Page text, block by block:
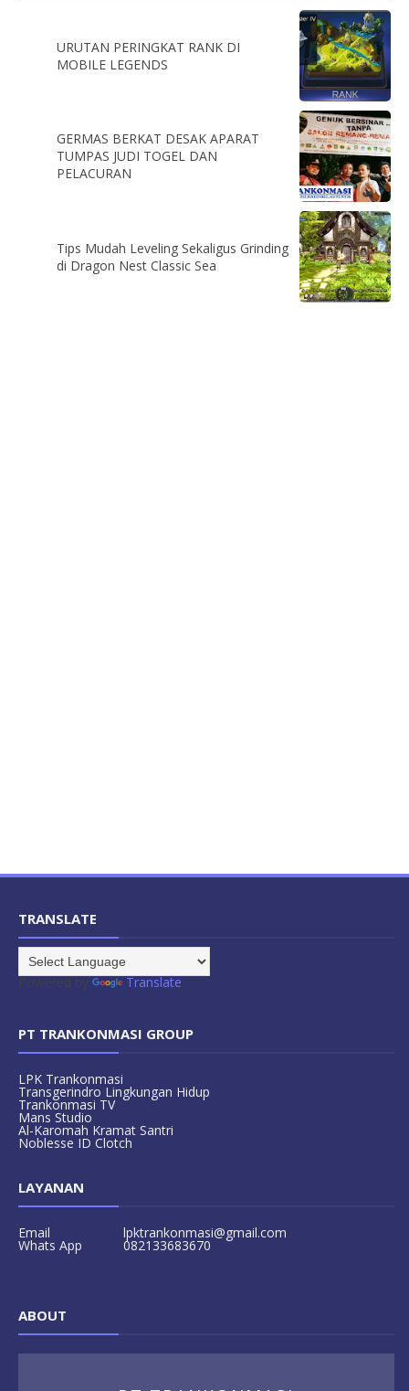
URUTAN PERINGKAT RANK DI
MOBILE LEGENDS
GERMAS BERKAT DESAK APARAT
TUMPAS JUDI TOGEL DAN
PELACURAN
Tips Mudah Leveling Sekaligus Grinding
di Dragon Nest Classic Sea
TRANSLATE
Powered by Translate
PT TRANKONMASI GROUP
LPK Trankonmasi
Transgerindro Lingkungan Hidup
Trankonmasi TV
Mans Studio
Al-Karomah Kramat Santri
Noblesse ID Clotch
LAYANAN
Email lpktrankonmasi@gmail.com
Whats App 082133683670
ABOUT